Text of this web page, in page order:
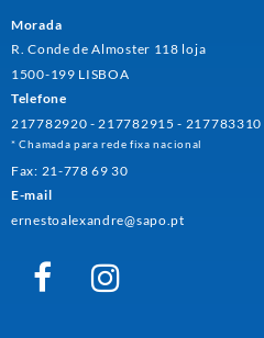
Morada
R. Conde de Almoster 118 loja
1500-199 LISBOA
Telefone
217782920 - 217782915 - 217783310
* Chamada para rede fixa nacional
Fax: 21-778 69 30
E-mail
ernestoalexandre@sapo.pt